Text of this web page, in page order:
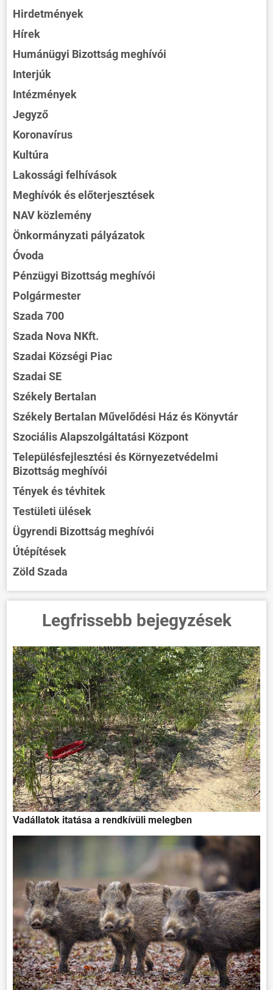
Hirdetmények
Hírek
Humánügyi Bizottság meghívói
Interjúk
Intézmények
Jegyző
Koronavírus
Kultúra
Lakossági felhívások
Meghívók és előterjesztések
NAV közlemény
Önkormányzati pályázatok
Óvoda
Pénzügyi Bizottság meghívói
Polgármester
Szada 700
Szada Nova NKft.
Szadai Községi Piac
Szadai SE
Székely Bertalan
Székely Bertalan Művelődési Ház és Könyvtár
Szociális Alapszolgáltatási Központ
Településfejlesztési és Környezetvédelmi
Bizottság meghívói
Tények és tévhitek
Testületi ülések
Ügyrendi Bizottság meghívói
Útépítések
Zöld Szada
Legfrissebb bejegyzések
Vadállatok itatása a rendkívüli melegben